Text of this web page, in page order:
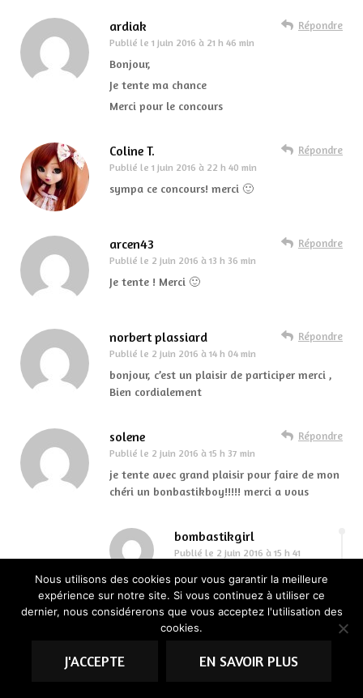
ardiak
Publié le 1 juin 2016 à 21 h 46 min
Répondre
Bonjour,
Je tente ma chance
Merci pour le concours
Coline T.
Publié le 1 juin 2016 à 22 h 40 min
Répondre
sympa ce concours! merci 🙂
arcen43
Publié le 2 juin 2016 à 13 h 36 min
Répondre
Je tente ! Merci 🙂
norbert plassiard
Publié le 2 juin 2016 à 14 h 04 min
Répondre
bonjour, c’est un plaisir de participer merci ,
Bien cordialement
solene
Publié le 2 juin 2016 à 15 h 37 min
Répondre
je tente avec grand plaisir pour faire de mon
chéri un bonbastikboy!!!!! merci a vous
bombastikgirl
Publié le 2 juin 2016 à 15 h 41
Répondre
loll !!! 😉 Bon sauf
que celui-ci est pour
Nous utilisons des cookies pour vous garantir la meilleure
expérience sur notre site. Si vous continuez à utiliser ce
dernier, nous considérerons que vous acceptez l'utilisation des
cookies.
J'ACCEPTE EN SAVOIR PLUS